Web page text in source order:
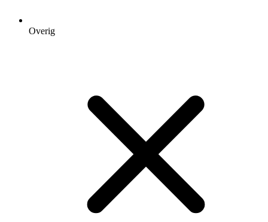
Overig